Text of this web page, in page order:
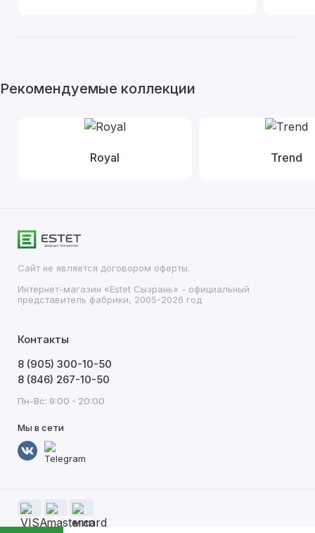
Рекомендуемые коллекции
Royal Trend
Сайт не является договором оферты.
Интернет-магазин «Estet Сызрань» - официальный
представитель фабрики, 2005-2026 год
Контакты
8 (905) 300-10-50
8 (846) 267-10-50
Пн-Вс: 9:00 - 20:00
Мы в сети